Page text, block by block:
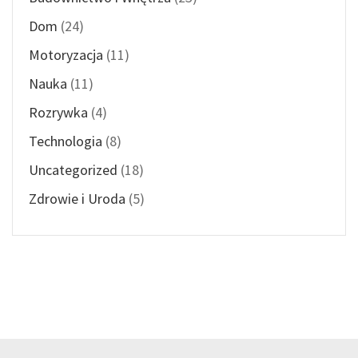
Dom (24)
Motoryzacja (11)
Nauka (11)
Rozrywka (4)
Technologia (8)
Uncategorized (18)
Zdrowie i Uroda (5)